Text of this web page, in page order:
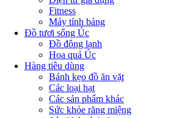
Fitness
Máy tính bảng
Đồ tươi sống Úc
Đồ đông lạnh
Hoa quả Úc
Hàng tiêu dùng
Bánh kẹo đồ ăn vặt
Các loại hạt
Các sản phẩm khác
Sức khỏe răng miệng